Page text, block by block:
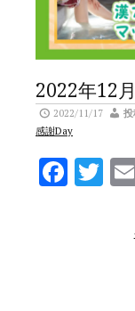
2022年12
2022/11/17
感謝Day